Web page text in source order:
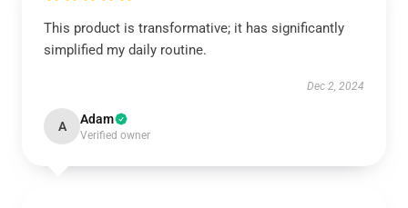
This product is transformative; it has significantly
simplified my daily routine.
Dec 2, 2024
A Adam
Verified owner